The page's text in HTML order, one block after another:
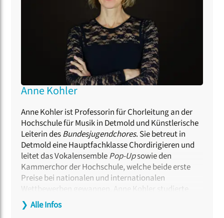
Anne Kohler
Anne Kohler ist Professorin für Chorleitung an der
Hochschule für Musik in Detmold und Künstlerische
Leiterin desBundesjugendchores. Sie betreut in
Detmold eine Hauptfachklasse Chordirigieren und
leitet das VokalensemblePop-Upsowie den
Kammerchor der Hochschule, welche beide erste
Preise bei nationalen und internationalen
Wettbewerben gewannen. Anne Kohler studierte
Schulmusik, Dirigieren und Gesang und vertiefte die
Ausbildung in Meisterkursen bei Eric Ericsson,
❯ Alle Infos